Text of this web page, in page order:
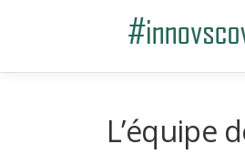
L’équipe